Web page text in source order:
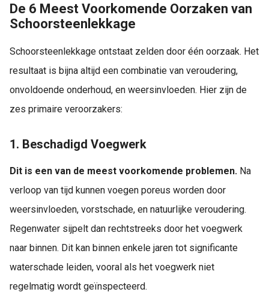
De 6 Meest Voorkomende Oorzaken van
Schoorsteenlekkage
Schoorsteenlekkage ontstaat zelden door één oorzaak. Het
resultaat is bijna altijd een combinatie van veroudering,
onvoldoende onderhoud, en weersinvloeden. Hier zijn de
zes primaire veroorzakers:
1. Beschadigd Voegwerk
Dit is een van de meest voorkomende problemen. Na
verloop van tijd kunnen voegen poreus worden door
weersinvloeden, vorstschade, en natuurlijke veroudering.
Regenwater sijpelt dan rechtstreeks door het voegwerk
naar binnen. Dit kan binnen enkele jaren tot significante
waterschade leiden, vooral als het voegwerk niet
regelmatig wordt geïnspecteerd.